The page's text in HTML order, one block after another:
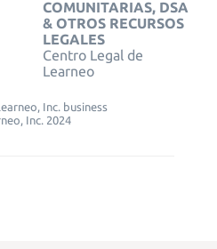
COMUNITARIAS, DSA
& OTROS RECURSOS
LEGALES
Centro Legal de
Learneo
Inc. business
Inc. 2024